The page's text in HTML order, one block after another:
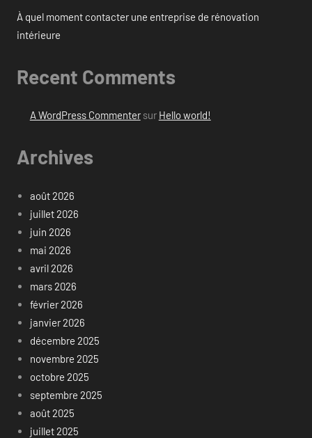
À quel moment contacter une entreprise de rénovation
intérieure
Recent Comments
A WordPress Commentersur Hello world!
Archives
août 2026
juillet 2026
juin 2026
mai 2026
avril 2026
mars 2026
février 2026
janvier 2026
décembre 2025
novembre 2025
octobre 2025
septembre 2025
août 2025
juillet 2025